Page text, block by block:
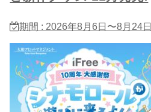
期間 : 2026年8月6日〜8月24日